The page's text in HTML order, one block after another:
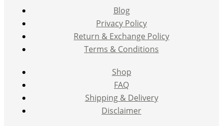
Blog
Privacy Policy
Return & Exchange Policy
Terms & Conditions
Shop
FAQ
Shipping & Delivery
Disclaimer